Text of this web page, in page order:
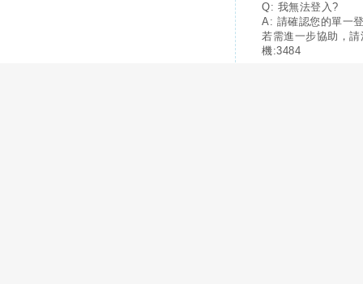
Q: 我無法登入?
A: 請確認您的單一
若需進一步協助，
機:3484